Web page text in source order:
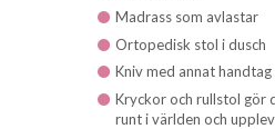
Madrass som avlastar
Ortopedisk stol i dusch
Kniv med annat handtag
Kryckor och rullstol gör
runt i världen och